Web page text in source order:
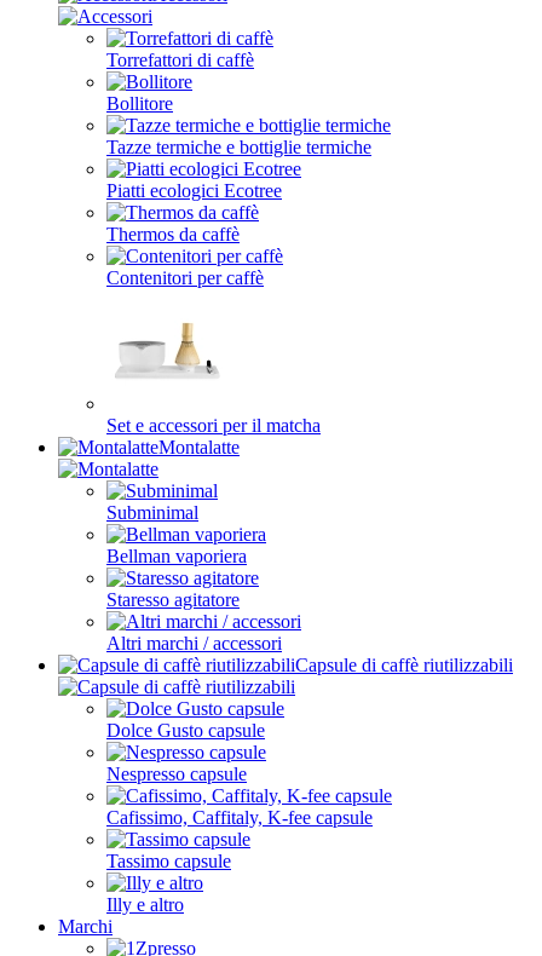
Torrefattori di caffè
Bollitore
Tazze termiche e bottiglie termiche
Piatti ecologici Ecotree
Thermos da caffè
Contenitori per caffè
Set e accessori per il matcha
Montalatte
Subminimal
Bellman vaporiera
Staresso agitatore
Altri marchi / accessori
Capsule di caffè riutilizzabili
Dolce Gusto capsule
Nespresso capsule
Cafissimo, Caffitaly, K-fee capsule
Tassimo capsule
Illy e altro
Marchi